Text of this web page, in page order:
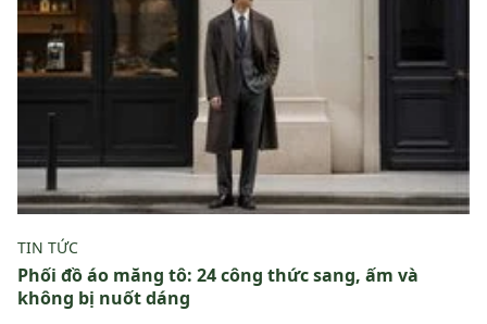
TIN TỨC
Phối đồ áo măng tô: 24 công thức sang, ấm và
không bị nuốt dáng